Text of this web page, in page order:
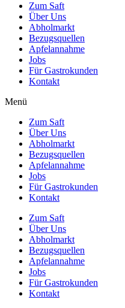
Zum Saft
Über Uns
Abholmarkt
Bezugsquellen
Apfelannahme
Jobs
Für Gastrokunden
Kontakt
Menü
Zum Saft
Über Uns
Abholmarkt
Bezugsquellen
Apfelannahme
Jobs
Für Gastrokunden
Kontakt
Zum Saft
Über Uns
Abholmarkt
Bezugsquellen
Apfelannahme
Jobs
Für Gastrokunden
Kontakt